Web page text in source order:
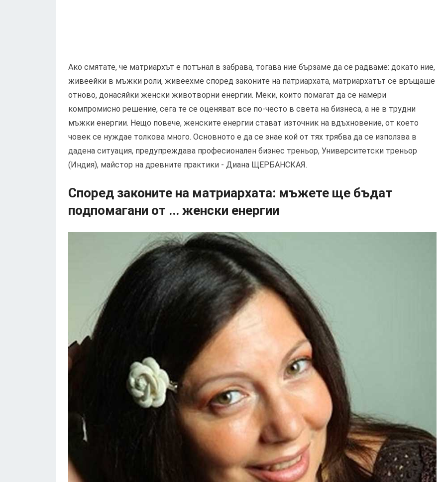
Ако смятате, че матриархът е потънал в забрава, тогава ние бързаме да се радваме: докато ние,
живеейки в мъжки роли, живеехме според законите на патриархата, матриархатът се връщаше
отново, донасяйки женски животворни енергии. Меки, които помагат да се намери
компромисно решение, сега те се оценяват все по-често в света на бизнеса, а не в трудни
мъжки енергии. Нещо повече, женските енергии стават източник на вдъхновение, от което
човек се нуждае толкова много. Основното е да се знае кой от тях трябва да се използва в
дадена ситуация, предупреждава професионален бизнес треньор, Университетски треньор
(Индия), майстор на древните практики - Диана ЩЕРБАНСКАЯ.
Според законите на матриархата: мъжете ще бъдат
подпомагани от ... женски енергии